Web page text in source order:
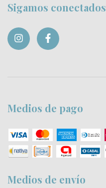
Sigamos conectados
Medios de pago
Medios de envío